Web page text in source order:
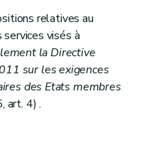
aux recettes budgétaires
aux dépenses budgétaires
relatives au
visés à
la Directive
sur les exigences
des Etats membres
art. 4) .